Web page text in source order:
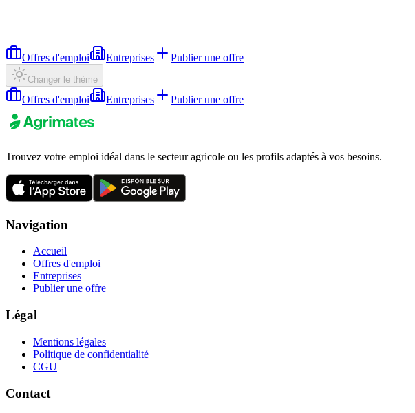
Offres d'emploi Entreprises Publier une offre
Changer le thème
Offres d'emploi Entreprises Publier une offre
Trouvez votre emploi idéal dans le secteur agricole ou les profils adaptés à vos besoins.
Navigation
Accueil
Offres d'emploi
Entreprises
Publier une offre
Légal
Mentions légales
Politique de confidentialité
CGU
Contact